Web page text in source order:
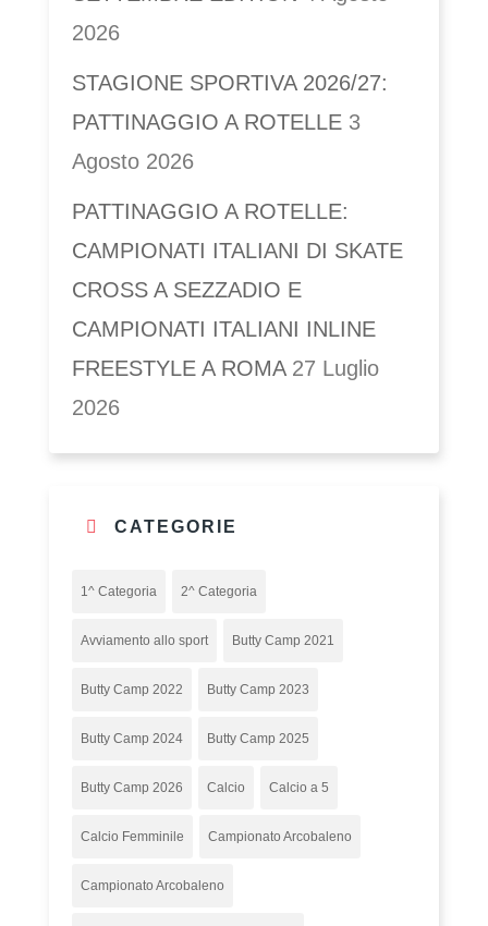
2026
STAGIONE SPORTIVA 2026/27:
PATTINAGGIO A ROTELLE 3
Agosto 2026
PATTINAGGIO A ROTELLE:
CAMPIONATI ITALIANI DI SKATE
CROSS A SEZZADIO E
CAMPIONATI ITALIANI INLINE
FREESTYLE A ROMA 27 Luglio
2026
CATEGORIE
1^ Categoria 2^ Categoria
Avviamento allo sport Butty Camp 2021
Butty Camp 2022 Butty Camp 2023
Butty Camp 2024 Butty Camp 2025
Butty Camp 2026 Calcio Calcio a 5
Calcio Femminile Campionato Arcobaleno
Campionato Arcobaleno